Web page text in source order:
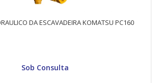
DA ESCAVADEIRA KOMATSU PC160
Sob Consulta